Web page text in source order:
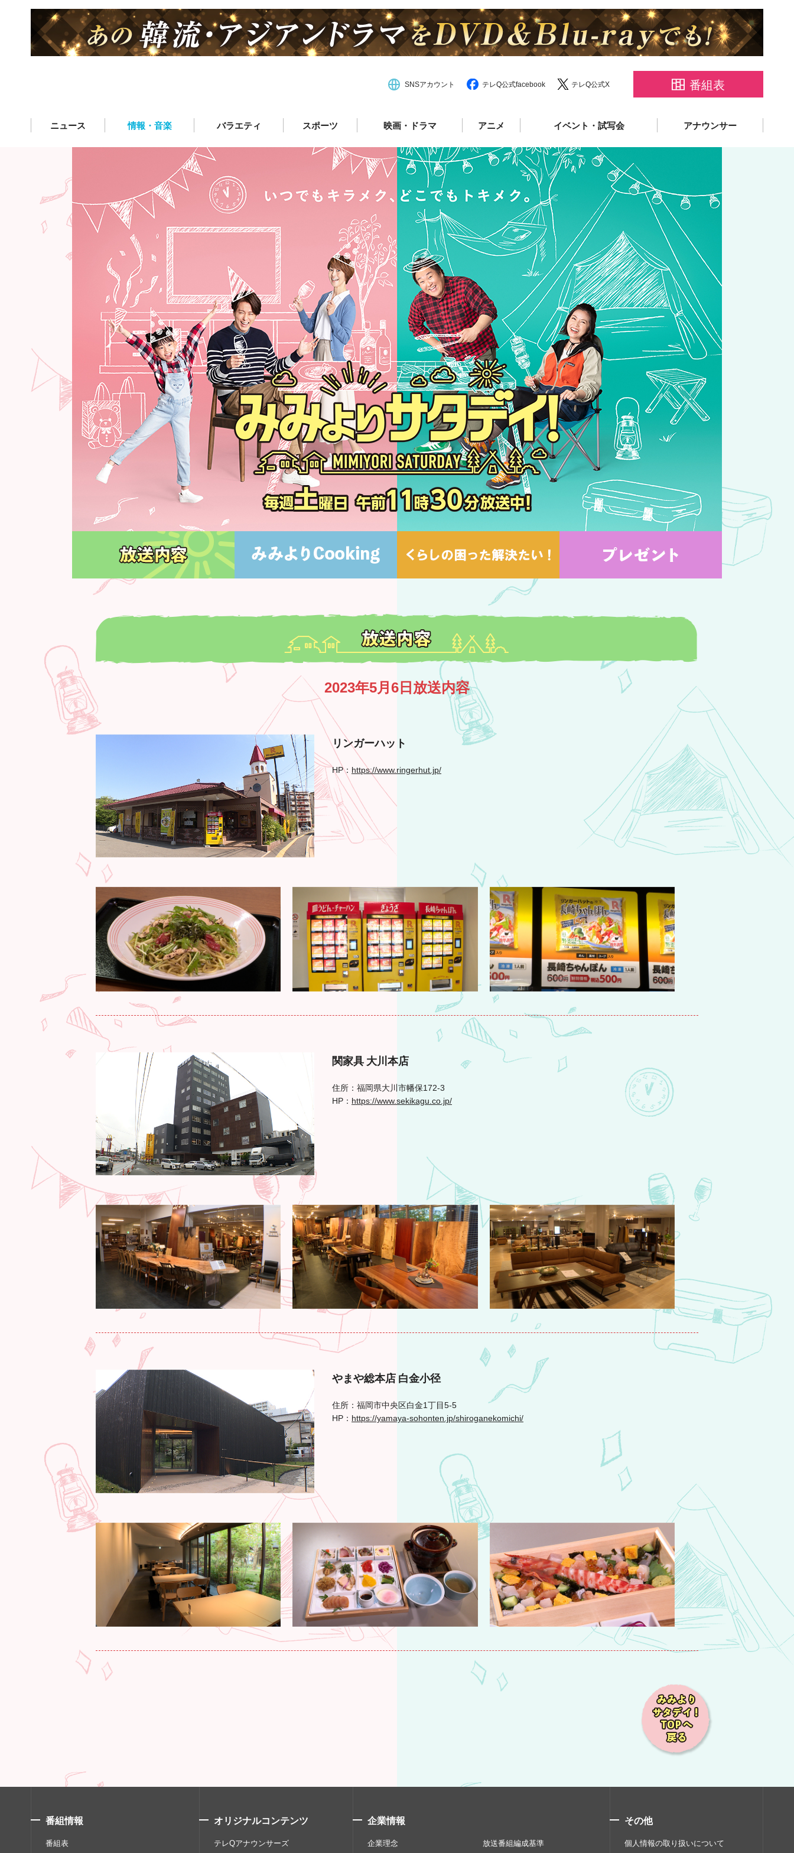
SNSアカウント テレQ公式facebook テレQ公式X 番組表
ニュース 情報・音楽 バラエティ スポーツ 映画・ドラマ アニメ イベント・試写会 アナウンサー
2023年5月6日放送内容
リンガーハット
HP： https://www.ringerhut.jp/
関家具 大川本店
住所：福岡県大川市幡保172-3
HP： https://www.sekikagu.co.jp/
やまや総本店 白金小径
住所：福岡市中央区白金1丁目5-5
HP： https://yamaya-sohonten.jp/shiroganekomichi/
番組情報
番組表
オリジナルコンテンツ
テレQアナウンサーズ
企業情報
企業理念 放送番組編成基準
その他
個人情報の取り扱いについて